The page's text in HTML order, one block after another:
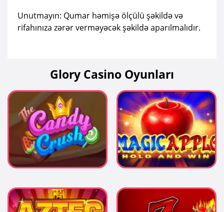
Unutmayın: Qumar həmişə ölçülü şəkildə və
rifahınıza zərər verməyəcək şəkildə aparılmalıdır.
Glory Casino Oyunları